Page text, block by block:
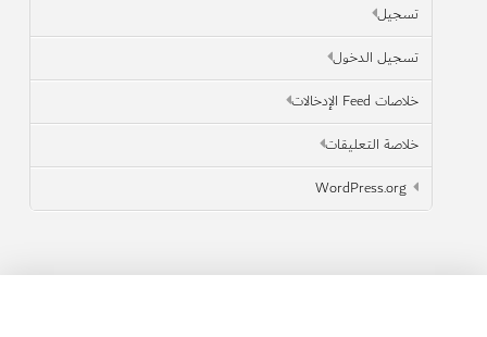
تسجيل
تسجيل الدخول
خلاصات Feed الإدخالات
خلاصة التعليقات
WordPress.org